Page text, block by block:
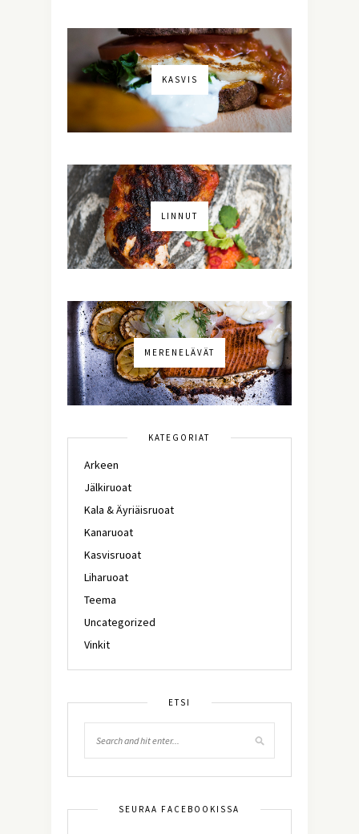
KASVIS
LINNUT
MERENELÄVÄT
KATEGORIAT
Arkeen
Jälkiruoat
Kala & Äyriäisruoat
Kanaruoat
Kasvisruoat
Liharuoat
Teema
Uncategorized
Vinkit
ETSI
SEURAA FACEBOOKISSA